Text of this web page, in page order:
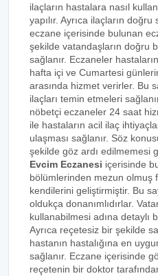
ilaçların hastalara nasıl
yapılır. Ayrıca ilaçların
eczane içerisinde bulunan
şekilde vatandaşların doğru
sağlanır. Eczaneler
hafta içi ve Cumartesi
arasında hizmet verirler. Bu
ilaçları temin etmeleri
nöbetçi eczaneler 24 saat
ile hastaların acil ilaç
ulaşması sağlanır. Söz
şekilde göz ardı edilmemesi
Evcim Eczanesi içerisinde
bölümlerinden mezun olmuş
kendilerini geliştirmiştir. Bu
oldukça donanımlıdırlar.
kullanabilmesi adına detaylı
Ayrıca reçetesiz bir şekilde
hastanın hastalığına en
sağlanır. Eczane içerisinde
reçetenin bir doktor tarafından